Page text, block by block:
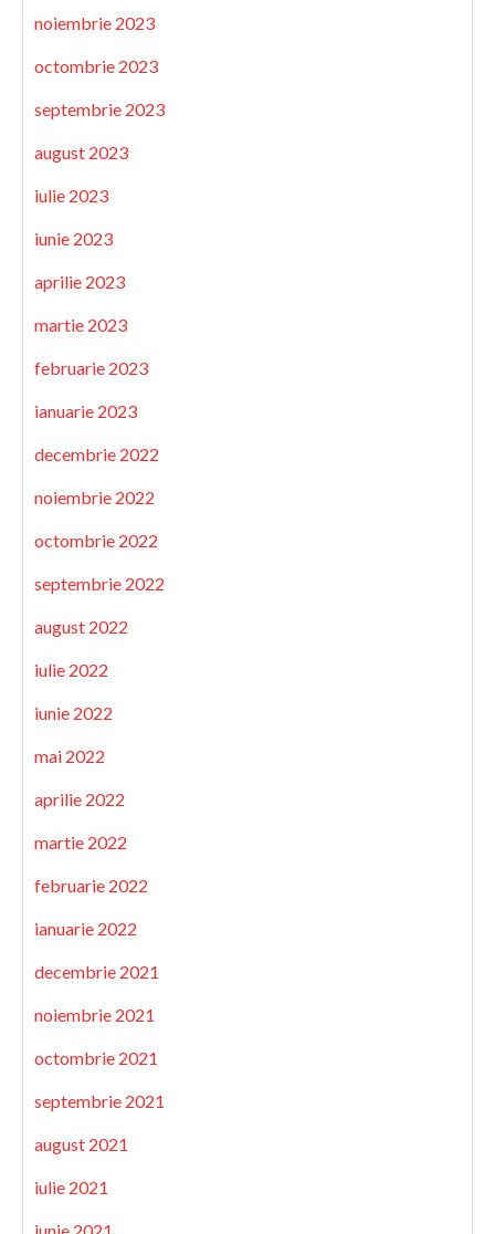
noiembrie 2023
octombrie 2023
septembrie 2023
august 2023
iulie 2023
iunie 2023
aprilie 2023
martie 2023
februarie 2023
ianuarie 2023
decembrie 2022
noiembrie 2022
octombrie 2022
septembrie 2022
august 2022
iulie 2022
iunie 2022
mai 2022
aprilie 2022
martie 2022
februarie 2022
ianuarie 2022
decembrie 2021
noiembrie 2021
octombrie 2021
septembrie 2021
august 2021
iulie 2021